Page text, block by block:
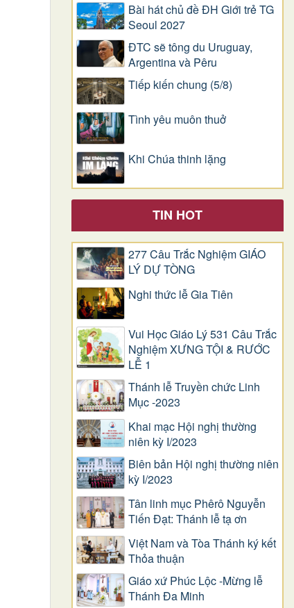
Bài hát chủ đề ĐH Giới trẻ TG
Seoul 2027
ĐTC sẽ tông du Uruguay,
Argentina và Pêru
Tiếp kiến chung (5/8)
Tình yêu muôn thuở
Khi Chúa thinh lặng
TIN HOT
277 Câu Trắc Nghiệm GIÁO
LÝ DỰ TÒNG
Nghi thức lễ Gia Tiên
Vui Học Giáo Lý 531 Câu Trắc
Nghiệm XƯNG TỘI & RƯỚC
LỄ 1
Thánh lễ Truyền chức Linh
Mục -2023
Khai mạc Hội nghị thường
niên kỳ I/2023
Biên bản Hội nghị thường niên
kỳ I/2023
Tân linh mục Phêrô Nguyễn
Tiến Đạt: Thánh lễ tạ ơn
Việt Nam và Tòa Thánh ký kết
Thỏa thuận
Giáo xứ Phúc Lộc -Mừng lễ
Thánh Đa Minh